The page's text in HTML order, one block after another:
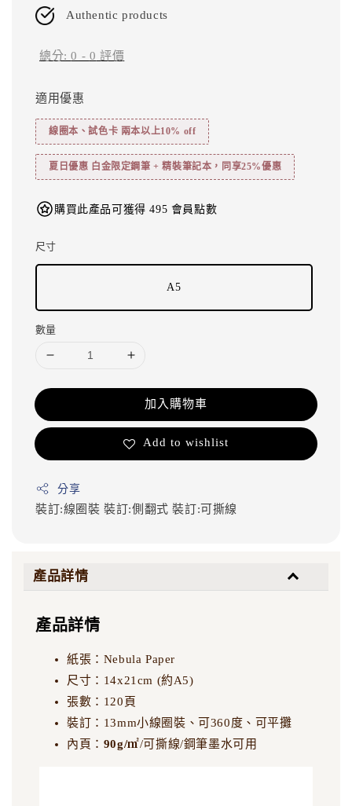
Authentic products
總分:0 - 0 評價
適用優惠
線圈本、試色卡 兩本以上10% off
夏日優惠 白金限定鋼筆 + 精裝筆記本，同享25%優惠
購買此產品可獲得 495 會員點數
尺寸
A5
數量
加入購物車
Add to wishlist
分享
裝訂:線圈裝裝訂:側翻式裝訂:可撕線
產品詳情
產品詳情
紙張：Nebula Paper
尺寸：14x21cm (約A5)
張數：120頁
裝訂：13mm小線圈裝、可360度、可平攤
內頁： 90g/㎡/可撕線/鋼筆墨水可用